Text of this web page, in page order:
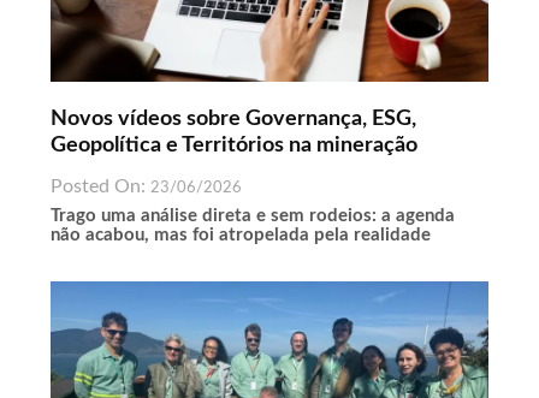
Novos vídeos sobre Governança, ESG,
Geopolítica e Territórios na mineração
Posted On: 23/06/2026
Trago uma análise direta e sem rodeios: a agenda
não acabou, mas foi atropelada pela realidade